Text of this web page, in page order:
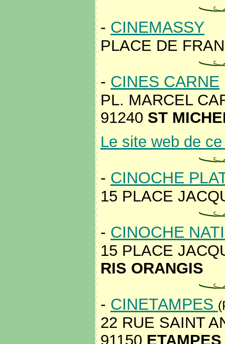
- CINEMASSY
PLACE DE
- CINES CARNE
PL. MARCEL
91240 ST
Le site web de
- CINOCHE
15 PLACE
- CINOCHE
15 PLACE
RIS ORANGIS
- CINETAMPES
22 RUE SAINT
91150 ETAMPES